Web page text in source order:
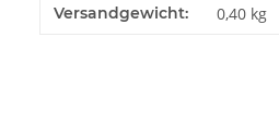
Produkteigenschaft
Wert
Versandgewicht: 0,40 kg